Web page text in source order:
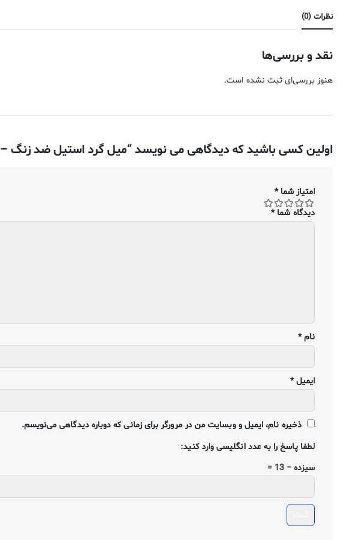
نظرات (0)
نقد و بررسی‌ها
هنوز بررسی‌ای ثبت نشده است.
اولین کسی باشید که دیدگاهی می نویسد “میل گرد استیل ضد زنگ – ۰٫۳۱۷۵ سانتی متر – ۳۰۳ پوشش خنک کننده آنیل”
امتیاز شما*
دیدگاه شما*
نام*
ایمیل*
ذخیره نام، ایمیل و وبسایت من در مرورگر برای زمانی که دوباره دیدگاهی می‌نویسم.
لطفا پاسخ را به عدد انگلیسی وارد کنید:
سیزده − 13 =